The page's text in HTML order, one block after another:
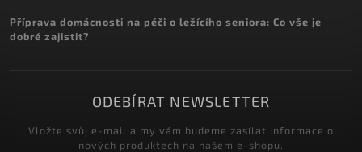
Příprava domácnosti na péči o ležícího seniora: Co vše je
dobré zajistit?
ODEBÍRAT NEWSLETTER
Vložte svůj e-mail a my vám budeme zasílat informace o
nových produktech na našem e-shopu.